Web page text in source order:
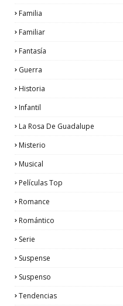
Familia
Familiar
Fantasía
Guerra
Historia
Infantil
La Rosa De Guadalupe
Misterio
Musical
Películas Top
Romance
Romántico
Serie
Suspense
Suspenso
Tendencias